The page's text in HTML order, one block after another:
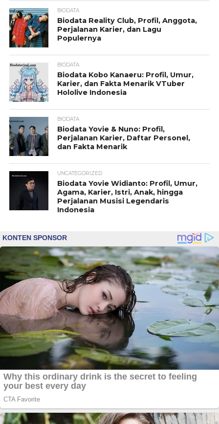
BIODATA
Biodata Reality Club, Profil, Anggota,
Perjalanan Karier, dan Lagu
Populernya
BIODATA
Biodata Kobo Kanaeru: Profil, Umur,
Karier, dan Fakta Menarik VTuber
Hololive Indonesia
BIODATA
Biodata Yovie & Nuno: Profil,
Perjalanan Karier, Daftar Personel,
dan Fakta Menarik
UNCATEGORIZED
Biodata Yovie Widianto: Profil, Umur,
Agama, Karier, Istri, Anak, hingga
Perjalanan Musisi Legendaris
Indonesia